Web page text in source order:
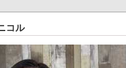
コル